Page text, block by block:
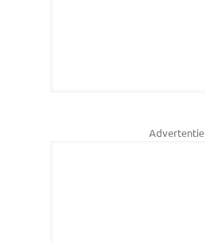
Advertentie